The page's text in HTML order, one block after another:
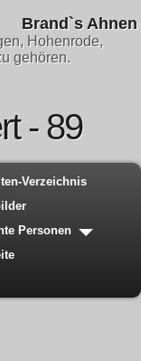
Brand`s Ahnen
Hohenrode,
gehören.
- 89
Verzeichnis
Personen